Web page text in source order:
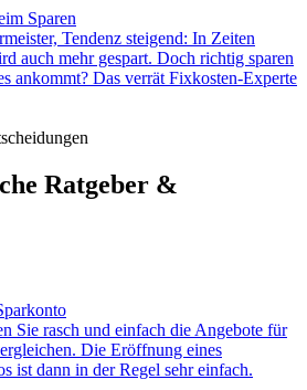
Sparen
Tendenz steigend: In Zeiten
auch mehr gespart. Doch richtig sparen
ankommt? Das verrät Fixkosten-Experte
Ratgeber &
Sie rasch und einfach die Angebote für
Die Eröffnung eines
ist dann in der Regel sehr einfach.